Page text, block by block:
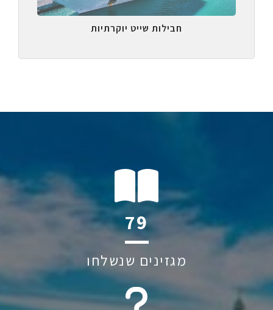
חבילות שייט יוקרתיות
116
מגזינים שנשלחו